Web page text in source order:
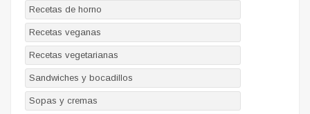
Recetas de horno
Recetas veganas
Recetas vegetarianas
Sandwiches y bocadillos
Sopas y cremas